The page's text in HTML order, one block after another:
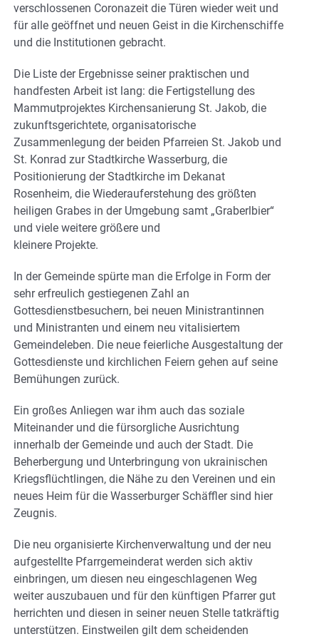
verschlossenen Coronazeit die Türen wieder weit und
für alle geöffnet und neuen Geist in die Kirchenschiffe
und die Institutionen gebracht.
Die Liste der Ergebnisse seiner praktischen und
handfesten Arbeit ist lang: die Fertigstellung des
Mammutprojektes Kirchensanierung St. Jakob, die
zukunftsgerichtete, organisatorische
Zusammenlegung der beiden Pfarreien St. Jakob und
St. Konrad zur Stadtkirche Wasserburg, die
Positionierung der Stadtkirche im Dekanat
Rosenheim, die Wiederauferstehung des größten
heiligen Grabes in der Umgebung samt „Graberlbier“
und viele weitere größere und
kleinere Projekte.
In der Gemeinde spürte man die Erfolge in Form der
sehr erfreulich gestiegenen Zahl an
Gottesdienstbesuchern, bei neuen Ministrantinnen
und Ministranten und einem neu vitalisiertem
Gemeindeleben. Die neue feierliche Ausgestaltung der
Gottesdienste und kirchlichen Feiern gehen auf seine
Bemühungen zurück.
Ein großes Anliegen war ihm auch das soziale
Miteinander und die fürsorgliche Ausrichtung
innerhalb der Gemeinde und auch der Stadt. Die
Beherbergung und Unterbringung von ukrainischen
Kriegsflüchtlingen, die Nähe zu den Vereinen und ein
neues Heim für die Wasserburger Schäffler sind hier
Zeugnis.
Die neu organisierte Kirchenverwaltung und der neu
aufgestellte Pfarrgemeinderat werden sich aktiv
einbringen, um diesen neu eingeschlagenen Weg
weiter auszubauen und für den künftigen Pfarrer gut
herrichten und diesen in seiner neuen Stelle tatkräftig
unterstützen. Einstweilen gilt dem scheidenden